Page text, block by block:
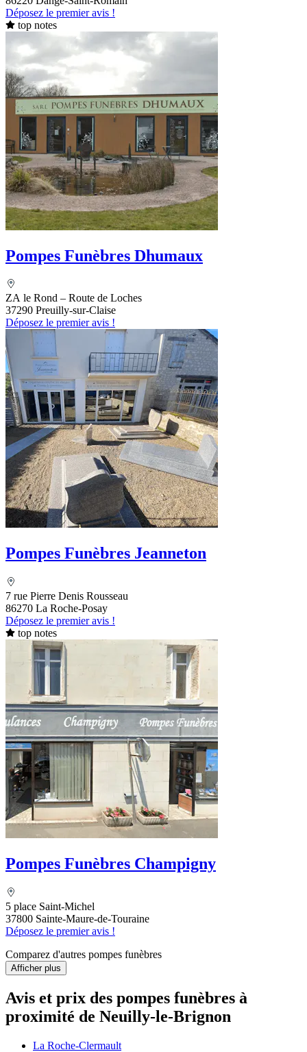
Déposez le premier avis !
top notes
Pompes Funèbres Dhumaux
ZA le Rond – Route de Loches
37290 Preuilly-sur-Claise
Déposez le premier avis !
Pompes Funèbres Jeanneton
7 rue Pierre Denis Rousseau
86270 La Roche-Posay
Déposez le premier avis !
top notes
Pompes Funèbres Champigny
5 place Saint-Michel
37800 Sainte-Maure-de-Touraine
Déposez le premier avis !
Comparez d'autres pompes funèbres
Afficher plus
Avis et prix des pompes funèbres à
proximité de Neuilly-le-Brignon
La Roche-Clermault